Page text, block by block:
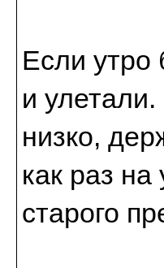
Если утро
и
низко,
как раз
старого